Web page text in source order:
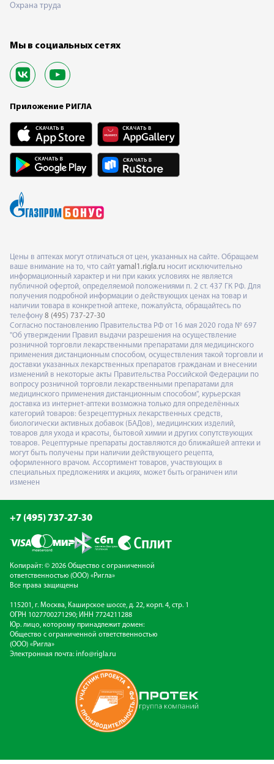
Охрана труда
Мы в социальных сетях
Приложение РИГЛА
Цены в аптеках могут отличаться от цен, указанных на сайте. Обращаем
ваше внимание на то, что сайт yamal1.rigla.ru носит исключительно
информационный характер и ни при каких условиях не является
публичной офертой, определяемой положениями п. 2 ст. 437 ГК РФ. Для
получения подробной информации о действующих ценах на товар и
наличии товара в конкретной аптеке, пожалуйста, обращайтесь по
телефону 8 (495) 737-27-30
Согласно постановлению Правительства РФ от 16 мая 2020 года № 697
"Об утверждении Правил выдачи разрешения на осуществление
розничной торговли лекарственными препаратами для медицинского
применения дистанционным способом, осуществления такой торговли и
доставки указанных лекарственных препаратов гражданам и внесении
изменений в некоторые акты Правительства Российской Федерации по
вопросу розничной торговли лекарственными препаратами для
медицинского применения дистанционным способом", курьерская
доставка из интернет-аптеки возможна только для определённых
категорий товаров: безрецептурных лекарственных средств,
биологически активных добавок (БАДов), медицинских изделий,
товаров для ухода и красоты, бытовой химии и других сопутствующих
товаров. Рецептурные препараты доставляются до ближайшей аптеки и
могут быть получены при наличии действующего рецепта,
оформленного врачом. Ассортимент товаров, участвующих в
специальных предложениях и акциях, может быть ограничен или
изменен
+7 (495) 737-27-30
Копирайт: © 2026 Общество с ограниченной
ответственностью (ООО) «Ригла»
Все права защищены
115201, г. Москва, Каширское шоссе, д. 22, корп. 4, стр. 1
ОГРН 1027700271290; ИНН 7724211288
Юр. лицо, которому принадлежит домен:
Общество с ограниченной ответственностью
(ООО) «Ригла»
Электронная почта: info@rigla.ru